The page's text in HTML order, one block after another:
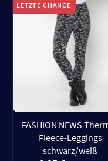
LETZTE CHANCE
FASHION NEWS
Fleece-Leggings
schwarz/weiß